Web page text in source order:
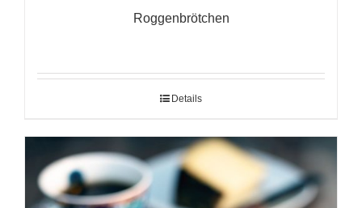
Roggenbrötchen
Details